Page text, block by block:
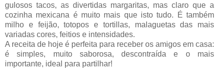
gulosos tacos, as divertidas margaritas, mas claro que a
cozinha mexicana é muito mais que isto tudo. É também
milho e feijão, totopos e tortillas, malaguetas das mais
variadas cores, feitios e intensidades.
A receita de hoje é perfeita para receber os amigos em casa:
é simples, muito saborosa, descontraída e o mais
importante, ideal para partilhar!